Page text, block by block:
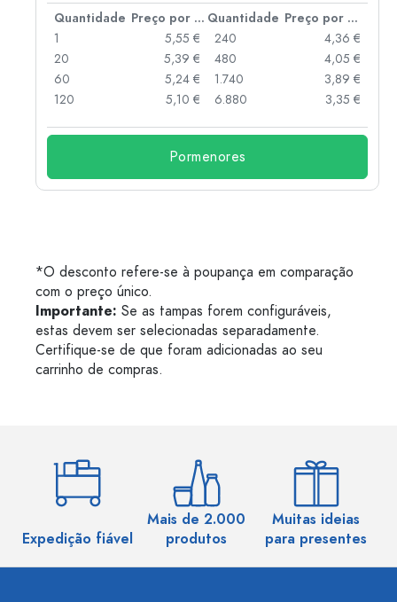
Quantidade Preço por peça Quantidade
Preço por peça
1
5,55 €
20
5,39 €
60
5,24 €
120
5,10 €
240
4,36 €
480
4,05 €
1.740
3,89 €
6.880
3,35 €
Pormenores
*O desconto refere-se à poupança em comparação
com o preço único.
Importante: Se as tampas forem configuráveis,
estas devem ser selecionadas separadamente.
Certifique-se de que foram adicionadas ao seu
carrinho de compras.
Expedição fiável
Mais de 2.000
produtos
Muitas ideias
para presentes